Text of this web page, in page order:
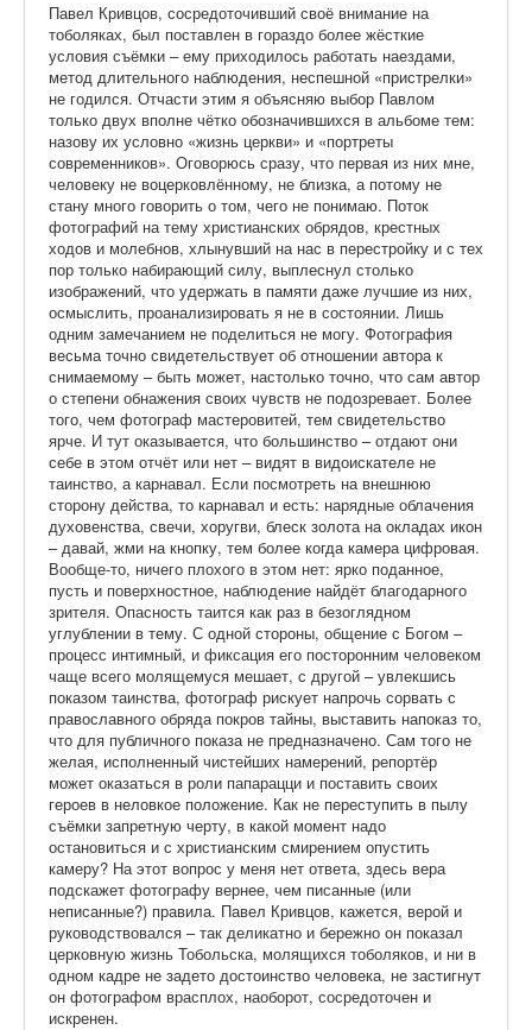
Павел Кривцов, сосредоточивший своё внимание на
тоболяках, был поставлен в гораздо более жёсткие
условия съёмки – ему приходилось работать наездами,
метод длительного наблюдения, неспешной «пристрелки»
не годился. Отчасти этим я объясняю выбор Павлом
только двух вполне чётко обозначившихся в альбоме тем:
назову их условно «жизнь церкви» и «портреты
современников». Оговорюсь сразу, что первая из них мне,
человеку не воцерковлённому, не близка, а потому не
стану много говорить о том, чего не понимаю. Поток
фотографий на тему христианских обрядов, крестных
ходов и молебнов, хлынувший на нас в перестройку и с тех
пор только набирающий силу, выплеснул столько
изображений, что удержать в памяти даже лучшие из них,
осмыслить, проанализировать я не в состоянии. Лишь
одним замечанием не поделиться не могу. Фотография
весьма точно свидетельствует об отношении автора к
снимаемому – быть может, настолько точно, что сам автор
о степени обнажения своих чувств не подозревает. Более
того, чем фотограф мастеровитей, тем свидетельство
ярче. И тут оказывается, что большинство – отдают они
себе в этом отчёт или нет – видят в видоискателе не
таинство, а карнавал. Если посмотреть на внешнюю
сторону действа, то карнавал и есть: нарядные облачения
духовенства, свечи, хоругви, блеск золота на окладах икон
– давай, жми на кнопку, тем более когда камера цифровая.
Вообще-то, ничего плохого в этом нет: ярко поданное,
пусть и поверхностное, наблюдение найдёт благодарного
зрителя. Опасность таится как раз в безоглядном
углублении в тему. С одной стороны, общение с Богом –
процесс интимный, и фиксация его посторонним человеком
чаще всего молящемуся мешает, с другой – увлекшись
показом таинства, фотограф рискует напрочь сорвать с
православного обряда покров тайны, выставить напоказ то,
что для публичного показа не предназначено. Сам того не
желая, исполненный чистейших намерений, репортёр
может оказаться в роли папарацци и поставить своих
героев в неловкое положение. Как не переступить в пылу
съёмки запретную черту, в какой момент надо
остановиться и с христианским смирением опустить
камеру? На этот вопрос у меня нет ответа, здесь вера
подскажет фотографу вернее, чем писанные (или
неписанные?) правила. Павел Кривцов, кажется, верой и
руководствовался – так деликатно и бережно он показал
церковную жизнь Тобольска, молящихся тоболяков, и ни в
одном кадре не задето достоинство человека, не застигнут
он фотографом врасплох, наоборот, сосредоточен и
искренен.